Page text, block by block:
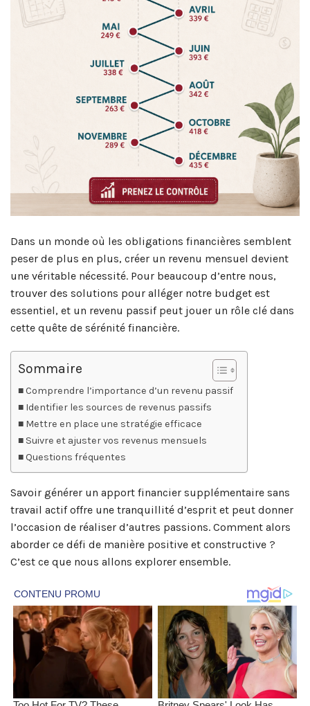
Dans un monde où les obligations financières semblent
peser de plus en plus, créer un revenu mensuel devient
une véritable nécessité. Pour beaucoup d’entre nous,
trouver des solutions pour alléger notre budget est
essentiel, et un revenu passif peut jouer un rôle clé dans
cette quête de sérénité financière.
Sommaire
Comprendre l’importance d’un revenu passif
Identifier les sources de revenus passifs
Mettre en place une stratégie efficace
Suivre et ajuster vos revenus mensuels
Questions fréquentes
Savoir générer un apport financier supplémentaire sans
travail actif offre une tranquillité d’esprit et peut donner
l’occasion de réaliser d’autres passions. Comment alors
aborder ce défi de manière positive et constructive ?
C’est ce que nous allons explorer ensemble.